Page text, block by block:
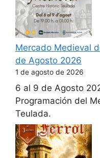
Mercado Medieval
de Agosto 2026
1 de agosto de 2026
6 al 9 de Agosto
Programación del
Teulada.